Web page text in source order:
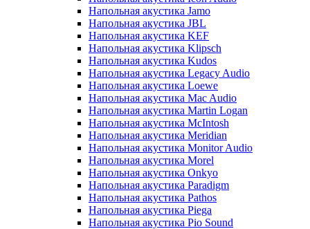
Напольная акустика Jamo
Напольная акустика JBL
Напольная акустика KEF
Напольная акустика Klipsch
Напольная акустика Kudos
Напольная акустика Legacy Audio
Напольная акустика Loewe
Напольная акустика Mac Audio
Напольная акустика Martin Logan
Напольная акустика McIntosh
Напольная акустика Meridian
Напольная акустика Monitor Audio
Напольная акустика Morel
Напольная акустика Onkyo
Напольная акустика Paradigm
Напольная акустика Pathos
Напольная акустика Piega
Напольная акустика Pio Sound